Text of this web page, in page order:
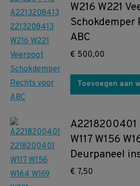
W216 W221
Schokdemper
ABC
€ 500,00
Toevoegen aan
W117 W156
Deurpaneel
€ 7,50